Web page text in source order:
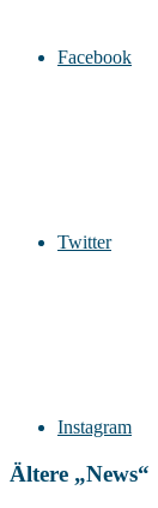
Facebook
Twitter
Instagram
Ältere „News“